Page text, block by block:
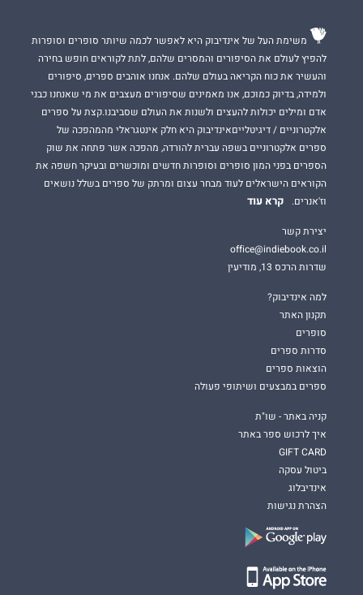
משימת העל של אינדיבוק היא לאפשר לכמה שיותר סופרים וסופרות
להפיץ לעולם את הסיפורים והמסרים שלהם, לתת לקוראים חופש בחירה
והעשיר את כוח הקריאה בעולם שלהם. אנחנו אוהבים ספרים, סיפורים
ולמידה, בדיוק כמוכם, אנו מאמינים שסיפורים מעצבים את מי שאנחנו כבני
אדם ומילים יכולות להעצים ולשנות את העולם שסביבנו.קצת על ספרים
אלקטרוניים / דיגיטלייםאינדיבוק היא חלק אינטגראלי מהמהפכה של
ספרים אלקטרוניים בשפה עברית להורדה, מהפכה אשר פתחה את שוק
הספרים בפני המון סופרים וסופרות חדשים ומוכשרים ובעיקר חשפה את
הקוראים הישראלים לעוד מבחר עצום ומרתק של ספרים בשלל נושאים
וז'אנרים.
קרא עוד
יצירת קשר
office@indiebook.co.il
שדרות הרכס 13, מודיעין
למה אינדיבוק?
תקנון האתר
סופרים
סדרות ספרים
הוצאות ספרים
ספרים במבצעים ושיתופי פעולה
קניה באתר - שו"ת
איך לרכוש ספר באתר
GIFT CARD
ביטול עסקה
אינדיבלוג
הצהרת נגישות